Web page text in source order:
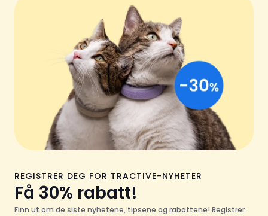
REGISTRER DEG FOR TRACTIVE-NYHETER
Få 30% rabatt!
Finn ut om de siste nyhetene, tipsene og rabattene! Registrer